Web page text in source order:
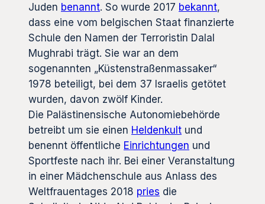
Juden benannt. So wurde 2017 bekannt,
dass eine vom belgischen Staat finanzierte
Schule den Namen der Terroristin Dalal
Mughrabi trägt. Sie war an dem
sogenannten „Küstenstraßenmassaker“
1978 beteiligt, bei dem 37 Israelis getötet
wurden, davon zwölf Kinder.
Die Palästinensische Autonomiebehörde
betreibt um sie einen Heldenkult und
benennt öffentliche Einrichtungen und
Sportfeste nach ihr. Bei einer Veranstaltung
in einer Mädchenschule aus Anlass des
Weltfrauentages 2018 pries die